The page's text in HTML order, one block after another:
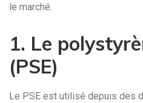
le marché.
1. Le
(PSE)
Le PSE est utilisé depuis des